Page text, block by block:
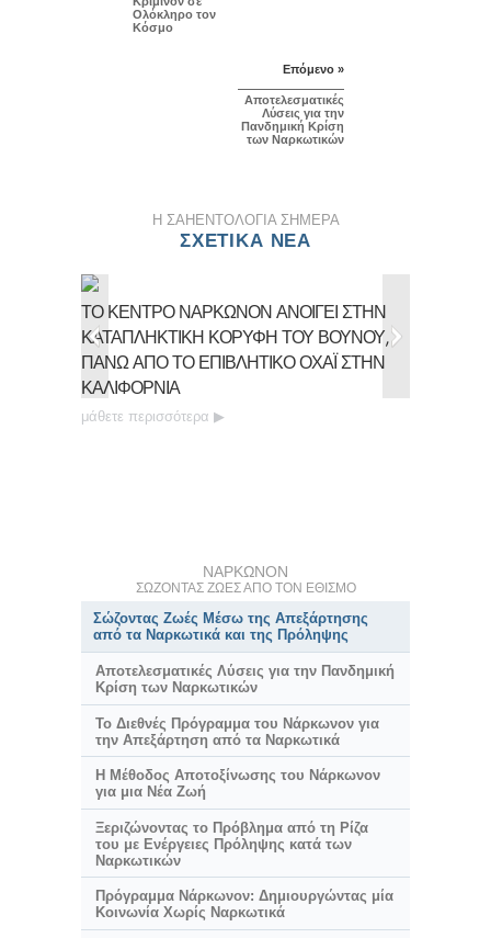
Ολόκληρο τον
Κόσμο
Επόμενο »
Αποτελεσματικές
Λύσεις για την
Πανδημική Κρίση
των Ναρκωτικών
Η ΣΑΗΕΝΤΟΛΟΓΙΑ ΣHΜΕΡΑ
ΣΧΕΤΙΚΑ ΝΕΑ
ΤΟ ΚΕΝΤΡΟ ΝΑΡΚΩΝΟΝ ΑΝΟΙΓΕΙ ΣΤΗΝ
ΚΑΤΑΠΛΗΚΤΙΚΗ ΚΟΡΥΦΗ ΤΟΥ ΒΟΥΝΟΥ,
ΠΑΝΩ ΑΠΟ ΤΟ ΕΠΙΒΛΗΤΙΚΟ ΟΧΑΪ ΣΤΗΝ
ΚΑΛΙΦΟΡΝΙΑ
μάθετε περισσότερα
ΝΑΡΚΩΝΟΝ
ΣΩΖΟΝΤΑΣ ΖΩΕΣ ΑΠΟ ΤΟΝ ΕΘΙΣΜΟ
Σώζοντας Ζωές Μέσω της Απεξάρτησης
από τα Ναρκωτικά και της Πρόληψης
Αποτελεσματικές Λύσεις για την Πανδημική
Κρίση των Ναρκωτικών
Το Διεθνές Πρόγραμμα του Νάρκωνον για
την Απεξάρτηση από τα Ναρκωτικά
Η Μέθοδος Αποτοξίνωσης του Νάρκωνον
για μια Νέα Ζωή
Ξεριζώνοντας το Πρόβλημα από τη Ρίζα
του με Ενέργειες Πρόληψης κατά των
Ναρκωτικών
Πρόγραμμα Νάρκωνον: Δημιουργώντας μία
Κοινωνία Χωρίς Ναρκωτικά